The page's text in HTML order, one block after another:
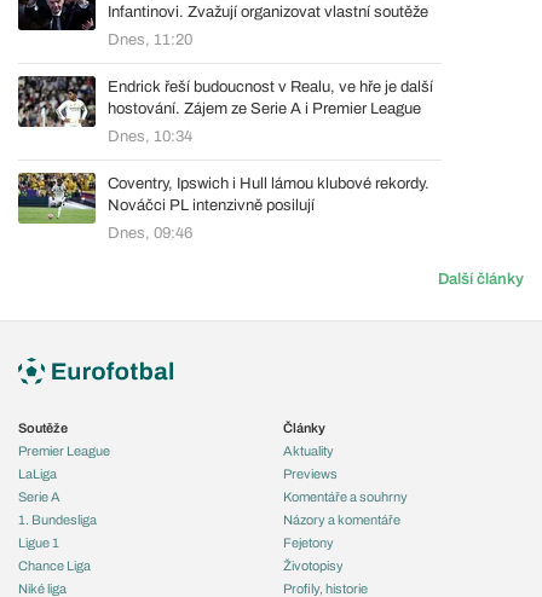
Infantinovi. Zvažují organizovat vlastní soutěže
Dnes, 11:20
Endrick řeší budoucnost v Realu, ve hře je další
hostování. Zájem ze Serie A i Premier League
Dnes, 10:34
Coventry, Ipswich i Hull lámou klubové rekordy.
Nováčci PL intenzivně posilují
Dnes, 09:46
Další články
Soutěže
Premier League
LaLiga
Serie A
1. Bundesliga
Ligue 1
Chance Liga
Niké liga
Články
Aktuality
Previews
Komentáře a souhrny
Názory a komentáře
Fejetony
Životopisy
Profily, historie